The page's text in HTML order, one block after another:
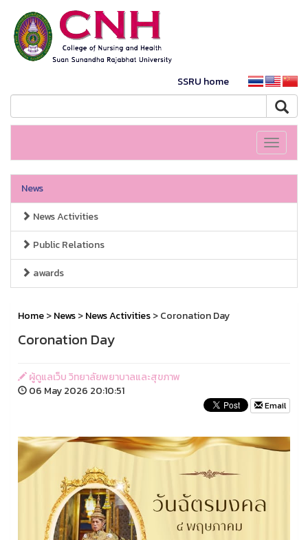
SSRU home
Toggle
News
News Activities
Public Relations
awards
Home>News>News Activities> Coronation Day
Coronation Day
ผู้ดูแลเว็บ วิทยาลัยพยาบาลและสุขภาพ
06 May 2026 20:10:51
Email